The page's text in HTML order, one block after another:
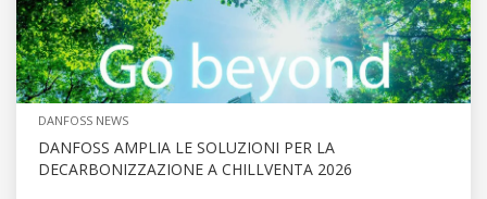
DANFOSS NEWS
DANFOSS AMPLIA LE SOLUZIONI PER LA
DECARBONIZZAZIONE A CHILLVENTA 2026